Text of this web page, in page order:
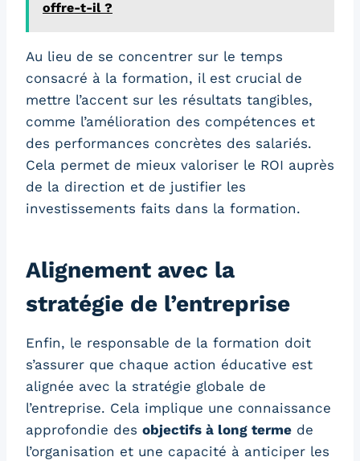
offre-t-il ?
Au lieu de se concentrer sur le temps
consacré à la formation, il est crucial de
mettre l’accent sur les résultats tangibles,
comme l’amélioration des compétences et
des performances concrètes des salariés.
Cela permet de mieux valoriser le ROI auprès
de la direction et de justifier les
investissements faits dans la formation.
Alignement avec la
stratégie de l’entreprise
Enfin, le responsable de la formation doit
s’assurer que chaque action éducative est
alignée avec la stratégie globale de
l’entreprise. Cela implique une connaissance
approfondie des objectifs à long terme de
l’organisation et une capacité à anticiper les